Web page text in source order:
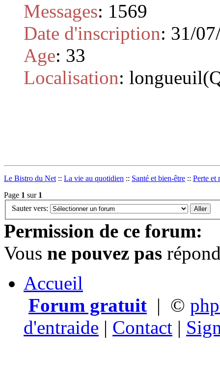
Messages: 1569
Date d'inscription: 31/
Age: 33
Localisation:
Le Bistro du Net :: La vie au quotidien :: Santé et bien-être :: Perte et
Page 1 sur 1
Sauter vers:
Permission de ce forum:
Vous ne pouvez pas
Accueil
Forum gratuit | ©
d'entraide | Contact |